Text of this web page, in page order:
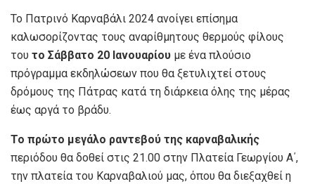
Το Πατρινό Καρναβάλι 2024 ανοίγει επίσημα
καλωσορίζοντας τους αναρίθμητους θερμούς φίλους
του το Σάββατο 20 Ιανουαρίου με ένα πλούσιο
πρόγραμμα εκδηλώσεων που θα ξετυλιχτεί στους
δρόμους της Πάτρας κατά τη διάρκεια όλης της μέρας
έως αργά το βράδυ.
Το πρώτο μεγάλο ραντεβού της καρναβαλικής
περιόδου θα δοθεί στις 21.00 στην Πλατεία Γεωργίου Α΄,
την πλατεία του Καρναβαλιού μας, όπου θα διεξαχθεί η